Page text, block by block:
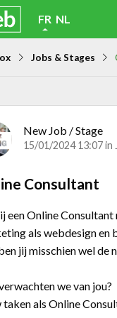
FR NL
Jobs & Stages
New Job / Stage
15/01/2024 13:07 in
Consultant
een Online
als webdesign en
jij misschien wel de
we van jou?
taken als Online